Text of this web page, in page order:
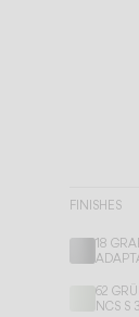
FINISHES
18
62
NCS S